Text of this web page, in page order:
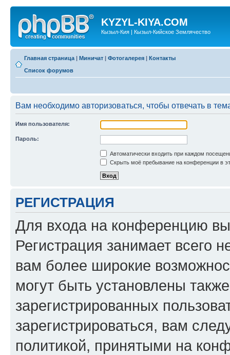
KYZYL-KIYA.COM
Кызыл-Кия | Кызыл-Кийское Землячество
Главная страница | Миничат | Фотогалерея | Контакты
Список форумов
Вам необходимо авторизоваться, чтобы отвечать в
Имя пользователя:
Пароль:
Автоматически входить при каждом
Скрыть моё пребывание на конференции в
РЕГИСТРАЦИЯ
Для входа на конференцию
Регистрация занимает всего
вам более широкие
могут быть установлены
зарегистрированных
зарегистрироваться, вам
политикой, принятыми на